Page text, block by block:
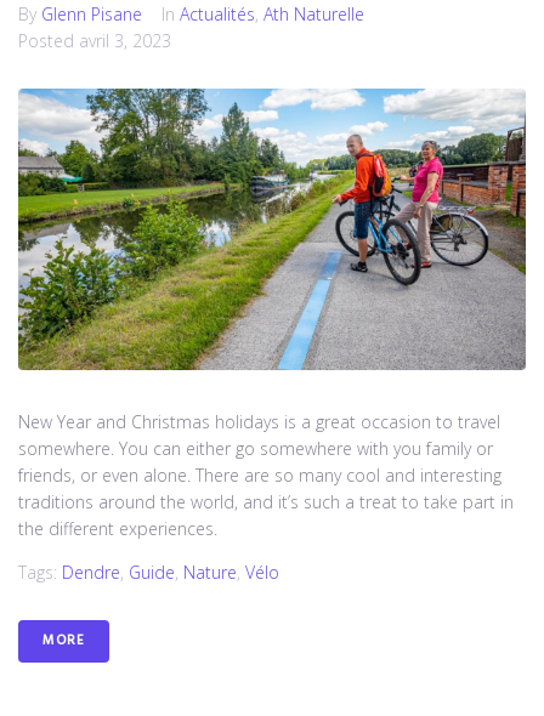
By Glenn Pisane In Actualités, Ath Naturelle
Posted avril 3, 2023
New Year and Christmas holidays is a great occasion to travel
somewhere. You can either go somewhere with you family or
friends, or even alone. There are so many cool and interesting
traditions around the world, and it’s such a treat to take part in
the different experiences.
Tags: Dendre, Guide, Nature, Vélo
MORE